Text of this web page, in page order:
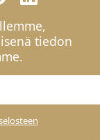
tiedon